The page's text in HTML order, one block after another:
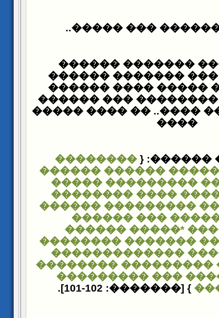
��� ��� ������
��� ��� ���
����� ��� ���
������� �� �����
����� ����
���� ���� ��� ����..
����
�����
��������
�������� ������
����������
������������
������� ����
�����������
����������
�������� ���
������ �����
����������
����������� ���
} [�������: 101-102].